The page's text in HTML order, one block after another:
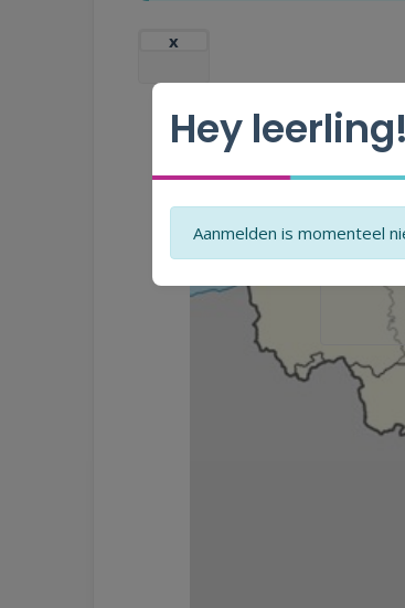
x
Hey leerling!
Aanmelden is momenteel